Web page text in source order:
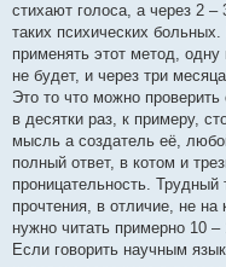
стихают голоса, а через 2
таких психических
применять этот метод,
не будет, и через три
Это то что можно
в десятки раз, к примеру,
мысль а создатель её,
полный ответ, в котом и
проницательность. Трудный
прочтения, в отличие, не на
нужно читать примерно 10 –
Если говорить научным